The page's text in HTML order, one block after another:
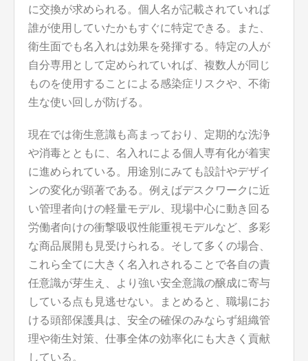
に交換が求められる。個人名が記載されていれば
誰が使用していたかもすぐに特定できる。また、
衛生面でも名入れは効果を発揮する。特定の人が
自分専用として定められていれば、複数人が同じ
ものを使用することによる感染症リスクや、不衛
生な使い回しが防げる。
現在では衛生意識も高まっており、定期的な洗浄
や消毒とともに、名入れによる個人専有化が着実
に進められている。用途別にみても設計やデザイ
ンの変化が顕著である。例えばデスクワークに近
い管理者向けの軽量モデル、現場中心に動き回る
労働者向けの衝撃吸収性能重視モデルなど、多彩
な商品展開も見受けられる。そして多くの場合、
これら全てに大きく名入れされることで各自の責
任意識が芽生え、より強い安全意識の醸成に寄与
している点も見逃せない。まとめると、職場にお
ける頭部保護具は、安全の確保のみならず組織管
理や衛生対策、仕事全体の効率化にも大きく貢献
している。